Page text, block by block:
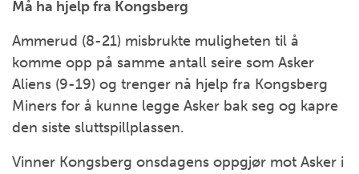
Må ha hjelp fra Kongsberg
Ammerud (8-21) misbrukte muligheten til å
komme opp på samme antall seire som Asker
Aliens (9-19) og trenger nå hjelp fra Kongsberg
Miners for å kunne legge Asker bak seg og kapre
den siste sluttspillplassen.
Vinner Kongsberg onsdagens oppgjør mot Asker i